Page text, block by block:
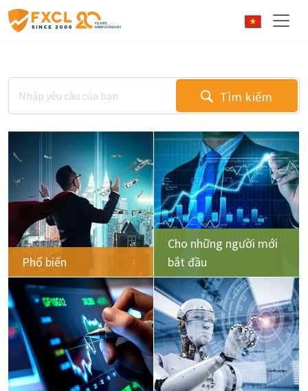
Tìm kiếm
Phổ biến
Cho những người mới
bắt đầu